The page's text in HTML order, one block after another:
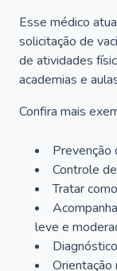
Esse médico
solicitação de
de atividades
academias e
Confira mais
Prevenção
Controle
Tratar
leve e
Orientação